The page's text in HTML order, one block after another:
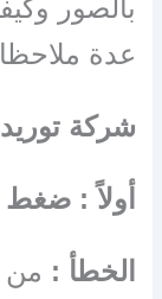
بالصور
عدة
شركة
أولاً : ضغط
الخطأ : من